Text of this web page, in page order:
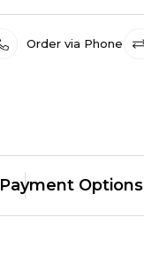
Order via Phone
Payment Options